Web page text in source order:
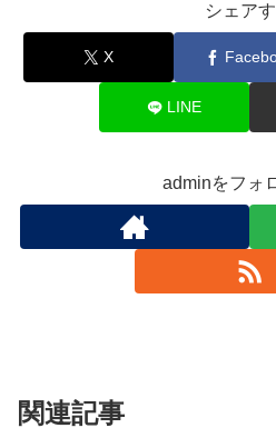
シェア
X
LINE
adminをフォ
関連記事